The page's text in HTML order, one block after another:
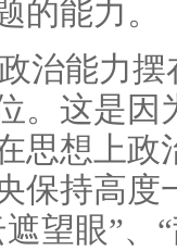
的能力。
治能力
。这是因
思想上政
保持高
望眼”、